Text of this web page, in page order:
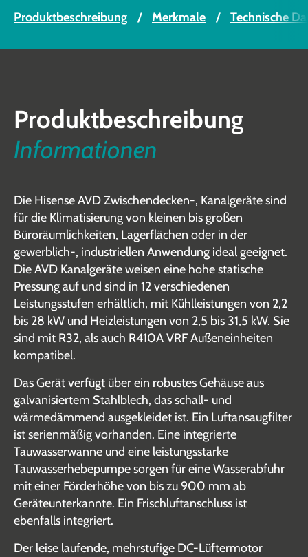
Produktbeschreibung Merkmale Technische
Produktbeschreibung
Informationen
Die Hisense AVD Zwischendecken-, Kanalgeräte sind
für die Klimatisierung von kleinen bis großen
Büroräumlichkeiten, Lagerflächen oder in der
gewerblich-, industriellen Anwendung ideal geeignet.
Die AVD Kanalgeräte weisen eine hohe statische
Pressung auf und sind in 12 verschiedenen
Leistungsstufen erhältlich, mit Kühlleistungen von 2,2
bis 28 kW und Heizleistungen von 2,5 bis 31,5 kW. Sie
sind mit R32, als auch R410A VRF Außeneinheiten
kompatibel.
Das Gerät verfügt über ein robustes Gehäuse aus
galvanisiertem Stahlblech, das schall- und
wärmedämmend ausgekleidet ist. Ein Luftansaugfilter
ist serienmäßig vorhanden. Eine integrierte
Tauwasserwanne und eine leistungsstarke
Tauwasserhebepumpe sorgen für eine Wasserabfuhr
mit einer Förderhöhe von bis zu 900 mm ab
Geräteunterkannte. Ein Frischluftanschluss ist
ebenfalls integriert.
Der leise laufende, mehrstufige DC-Lüftermotor